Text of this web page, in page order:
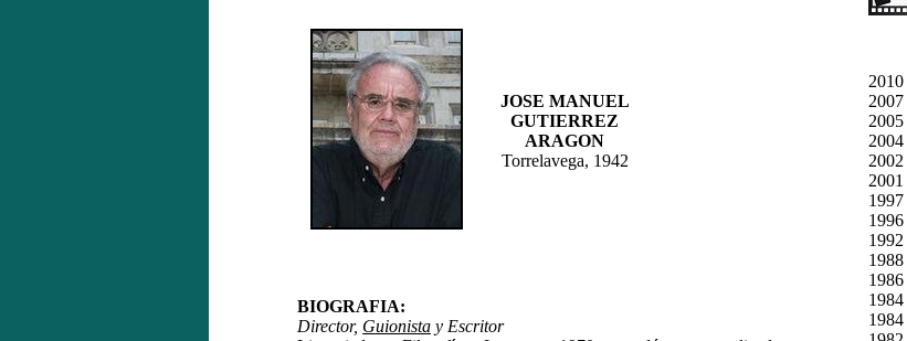
JOSE MANUEL
GUTIERREZ
ARAGON
Torrelavega, 1942
BIOGRAFIA:
Director, Guionista y Escritor
2010
2007
2005
2004
2002
2001
1997
1996
1992
1988
1986
1984
1984